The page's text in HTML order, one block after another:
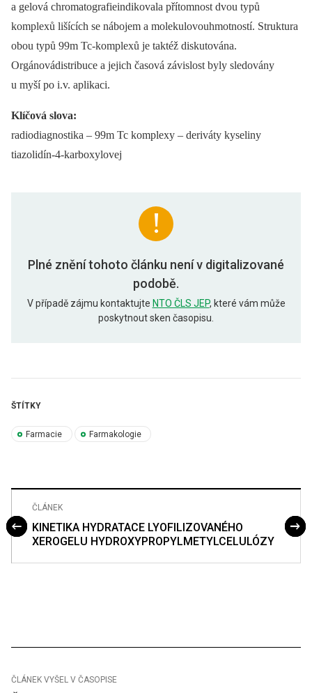
a gelová chromatografieindikovala přítomnost dvou typů
komplexů lišících se nábojem a molekulovouhmotností. Struktura
obou typů 99m Tc-komplexů je taktéž diskutována.
Orgánovádistribuce a jejich časová závislost byly sledovány
u myší po i.v. aplikaci.
Klíčová slova:
radiodiagnostika –⁠ 99m Tc komplexy –⁠ deriváty kyseliny
tiazolidín-4-karboxylovej
Plné znění tohoto článku není v digitalizované
podobě.
V případě zájmu kontaktujte NTO ČLS JEP, které vám může
poskytnout sken časopisu.
ŠTÍTKY
Farmacie Farmakologie
ČLÁNEK
KINETIKA HYDRATACE LYOFILIZOVANÉHO
XEROGELU HYDROXYPROPYLMETYLCELULÓZY
ČLÁNEK VYŠEL V ČASOPISE